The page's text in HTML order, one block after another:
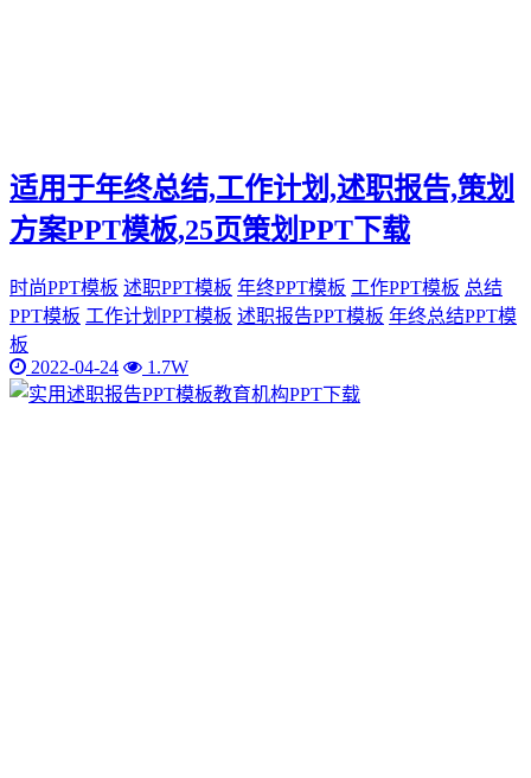
适用于年终总结,工作计划,述职报告,策划
方案PPT模板,25页策划PPT下载
时尚PPT模板 述职PPT模板 年终PPT模板 工作PPT模板 总结
PPT模板 工作计划PPT模板 述职报告PPT模板 年终总结PPT模
板
2022-04-24
1.7W